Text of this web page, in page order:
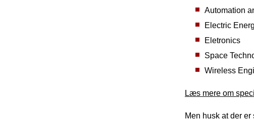
Automation
Electric
Eletronics
Space
Wireless
Læs mere om
Men husk at der